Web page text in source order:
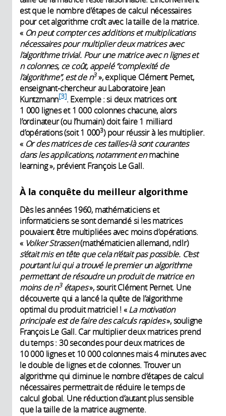
est que le nombre d’étapes de calcul nécessaires
pour cet algorithme croît avec la taille de la matrice.
«On peut compter ces additions et multiplications
nécessaires pour multiplier deux matrices avec
l’algorithme trivial. Pour une matrice avec n lignes et
n colonnes, ce coût, appelé “complexité de
l’algorithme”, est de n3», explique Clément Pernet,
enseignant-chercheur au Laboratoire Jean
Kuntzmann 3 . Exemple : si deux matrices ont
1 000 lignes et 1 000 colonnes chacune, alors
l’ordinateur (ou l’humain) doit faire 1 milliard
d’opérations (soit 1 0003) pour réussir à les multiplier.
« Or des matrices de ces tailles-là sont courantes
dans les applications, notamment enmachine
learning », prévient François Le Gall.
À la conquête du meilleur algorithme
Dès les années 1960, mathématiciens et
informaticiens se sont demandé si les matrices
pouvaient être multipliées avec moins d’opérations.
« Volker Strassen(mathématicien allemand, ndlr)
s’était mis en tête que cela n’était pas possible. C’est
pourtant lui qui a trouvé le premier un algorithme
permettant de résoudre un produit de matrice en
moins de n3étapes», sourit Clément Pernet. Une
découverte qui a lancé la quête de l’algorithme
optimal du produit matriciel ! «La motivation
principale est de faire des calculs rapides», souligne
François Le Gall. Car multiplier deux matrices prend
du temps : 30 secondes pour deux matrices de
10 000 lignes et 10 000 colonnes mais 4 minutes avec
le double de lignes et de colonnes. Trouver un
algorithme qui diminue le nombre d’étapes de calcul
nécessaires permettrait de réduire le temps de
calcul global. Une réduction d’autant plus sensible
que la taille de la matrice augmente.